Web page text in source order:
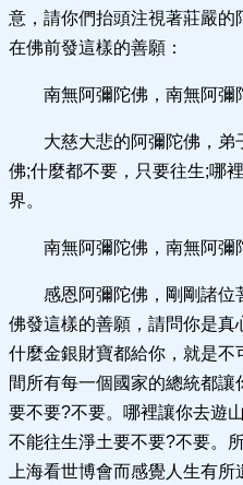
意，請你們抬頭注視著莊嚴的
在佛前發這樣的善願：
南無阿彌陀佛，南無阿彌
大慈大悲的阿彌陀佛，弟
佛;什麼都不要，只要往生;哪
界。
南無阿彌陀佛，南無阿彌
感恩阿彌陀佛，剛剛諸位
佛發這樣的善願，請問你是真
什麼金銀財寶都給你，就是
間所有每一個國家的總統都
要不要?不要。哪裡讓你去遊
不能往生淨土要不要?不要。
上海看世博會而感覺人生有